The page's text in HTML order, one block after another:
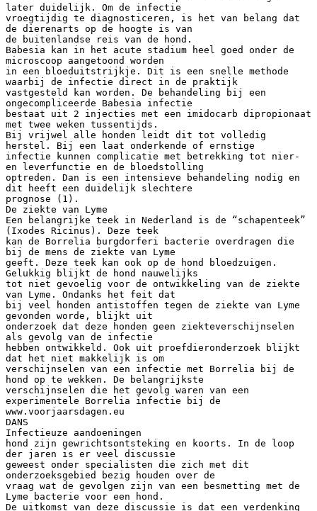
later duidelijk. Om de infectie
vroegtijdig te diagnosticeren, is het van belang dat
de dierenarts op de hoogte is van
de buitenlandse reis van de hond.
Babesia kan in het acute stadium heel goed onder de
microscoop aangetoond worden
in een bloeduitstrijkje. Dit is een snelle methode
waarbij de infectie direct in de praktijk
vastgesteld kan worden. De behandeling bij een
ongecompliceerde Babesia infectie
bestaat uit 2 injecties met een imidocarb dipropionaat
met twee weken tussentijds.
Bij vrijwel alle honden leidt dit tot volledig
herstel. Bij een laat onderkende of ernstige
infectie kunnen complicatie met betrekking tot nier-
en leverfunctie en de bloedstolling
optreden. Dan is een intensieve behandeling nodig en
dit heeft een duidelijk slechtere
prognose (1).
De ziekte van Lyme
Een belangrijke teek in Nederland is de “schapenteek”
(Ixodes Ricinus). Deze teek
kan de Borrelia burgdorferi bacterie overdragen die
bij de mens de ziekte van Lyme
geeft. Deze teek kan ook op de hond bloedzuigen.
Gelukkig blijkt de hond nauwelijks
tot niet gevoelig voor de ontwikkeling van de ziekte
van Lyme. Ondanks het feit dat
bij veel honden antistoffen tegen de ziekte van Lyme
gevonden worde, blijkt uit
onderzoek dat deze honden geen ziekteverschijnselen
als gevolg van de infectie
hebben ontwikkeld. Ook uit proefdieronderzoek blijkt
dat het niet makkelijk is om
verschijnselen van een infectie met Borrelia bij de
hond op te wekken. De belangrijkste
verschijnselen die het gevolg waren van een
experimentele Borrelia infectie bij de
www.voorjaarsdagen.eu
DANS
Infectieuze aandoeningen
hond zijn gewrichtsontsteking en koorts. In de loop
der jaren is er veel discussie
geweest onder specialisten die zich met dit
onderzoeksgebied bezig houden over de
vraag wat de gevolgen zijn van een besmetting met de
Lyme bacterie voor een hond.
De uitkomst van deze discussie is dat een verdenking